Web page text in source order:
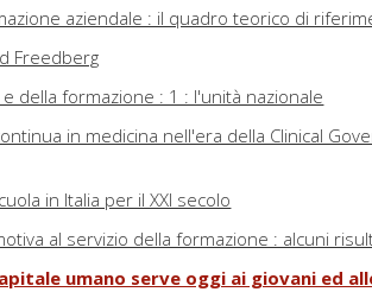
aziendale : il quadro teorico di
Freedberg
della formazione : 1 : l'unità nazionale
in medicina nell'era della Clinical
in Italia per il XXI secolo
al servizio della formazione : alcuni
umano serve oggi ai giovani ed